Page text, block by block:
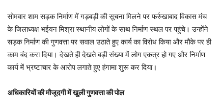
सोमवार शाम सड़क निर्माण में गड़बड़ी की सूचना मिलने पर फर्रुखाबाद विकास मंच
के जिलाध्यक्ष भईयन मिश्रा स्थानीय लोगों के साथ निर्माण स्थल पर पहुंचे। उन्होंने
सड़क निर्माण की गुणवत्ता पर सवाल उठाते हुए कार्य का विरोध किया और मौके पर ही
काम बंद करा दिया। देखते ही देखते बड़ी संख्या में लोग एकत्र हो गए और निर्माण
कार्य में भ्रष्टाचार के आरोप लगाते हुए हंगामा शुरू कर दिया।
अधिकारियों की मौजूदगी में खुली गुणवत्ता की पोल